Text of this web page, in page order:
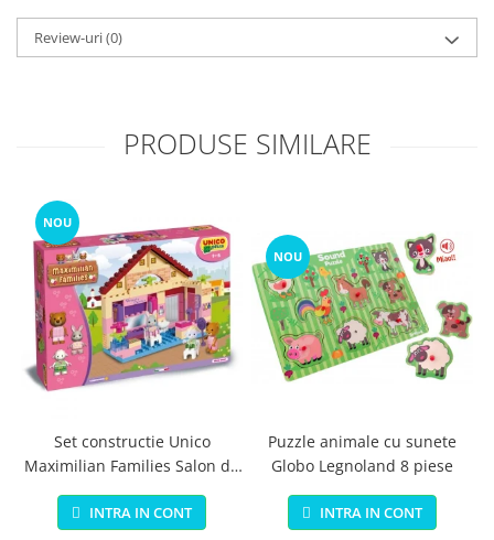
Review-uri(0)
PRODUSE SIMILARE
NOU
Set constructie Unico
Maximilian Families Salon de
INTRA IN CONT
NOU
Puzzle animale cu sunete
Globo Legnoland 8 piese
INTRA IN CONT